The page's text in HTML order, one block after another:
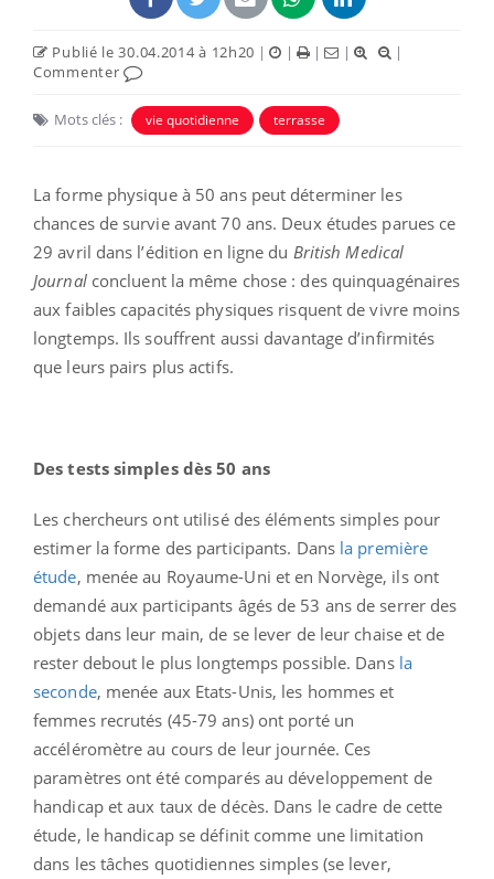
Publié le 30.04.2014 à 12h20 | | | |
|
Commenter
Mots clés : vie quotidienne terrasse
La forme physique à 50 ans peut déterminer les
chances de survie avant 70 ans. Deux études parues ce
29 avril dans l’édition en ligne du British Medical
Journalconcluent la même chose : des quinquagénaires
aux faibles capacités physiques risquent de vivre moins
longtemps. Ils souffrent aussi davantage d’infirmités
que leurs pairs plus actifs.
Des tests simples dès 50 ans
Les chercheurs ont utilisé des éléments simples pour
estimer la forme des participants. Dans la première
étude, menée au Royaume-Uni et en Norvège, ils ont
demandé aux participants âgés de 53 ans de serrer des
objets dans leur main, de se lever de leur chaise et de
rester debout le plus longtemps possible. Dans la
seconde, menée aux Etats-Unis, les hommes et
femmes recrutés (45-79 ans) ont porté un
accéléromètre au cours de leur journée. Ces
paramètres ont été comparés au développement de
handicap et aux taux de décès. Dans le cadre de cette
étude, le handicap se définit comme une limitation
dans les tâches quotidiennes simples (se lever,